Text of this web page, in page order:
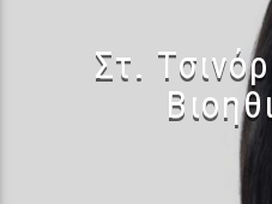
Στ.